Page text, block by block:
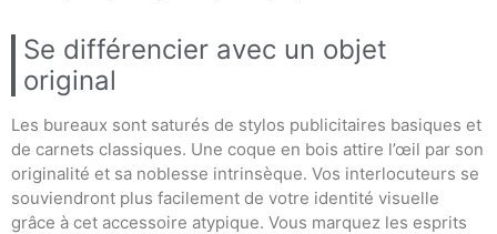
Se différencier avec un objet
original
Les bureaux sont saturés de stylos publicitaires basiques et
de carnets classiques. Une coque en bois attire l’œil par son
originalité et sa noblesse intrinsèque. Vos interlocuteurs se
souviendront plus facilement de votre identité visuelle
grâce à cet accessoire atypique. Vous marquez les esprits